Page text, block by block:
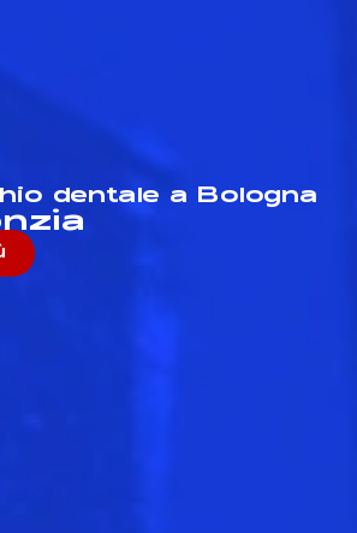
dentale a Bologna